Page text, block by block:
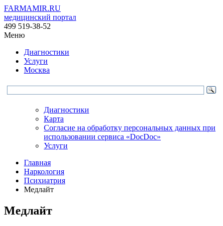
FARMAMIR.RU
медицинский портал
499 519-38-52
Меню
Диагностики
Услуги
Москва
Диагностики
Карта
Согласие на обработку персональных данных при
использовании сервиса «DocDoc»
Услуги
Главная
Наркология
Психиатрия
Медлайт
Медлайт